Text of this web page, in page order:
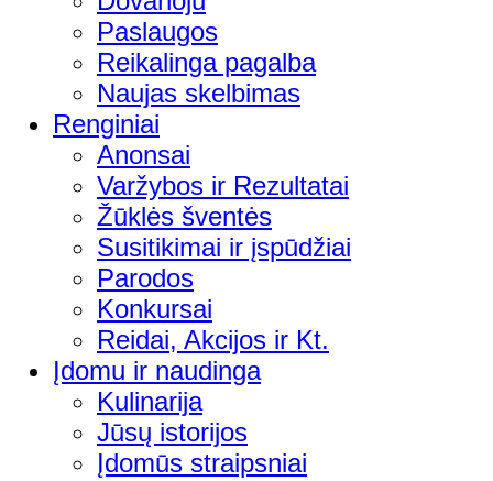
Paslaugos
Reikalinga pagalba
Naujas skelbimas
Renginiai
Anonsai
Varžybos ir Rezultatai
Žūklės šventės
Susitikimai ir įspūdžiai
Parodos
Konkursai
Reidai, Akcijos ir Kt.
Įdomu ir naudinga
Kulinarija
Jūsų istorijos
Įdomūs straipsniai